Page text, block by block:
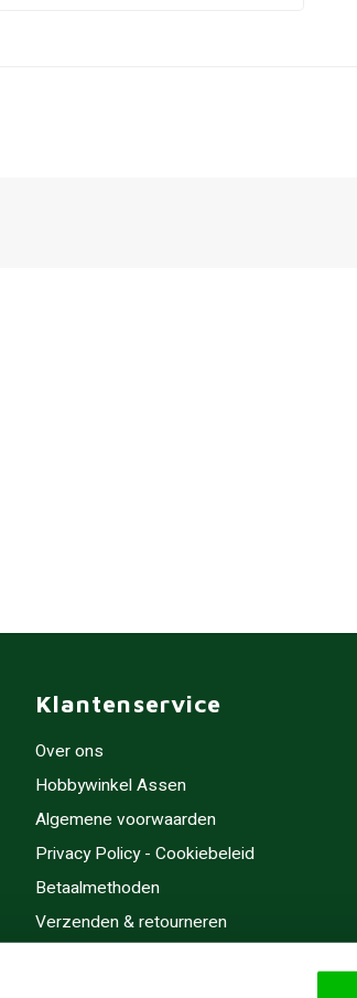
Klantenservice
Over ons
Hobbywinkel Assen
Algemene voorwaarden
Privacy Policy - Cookiebeleid
Betaalmethoden
Verzenden & retourneren